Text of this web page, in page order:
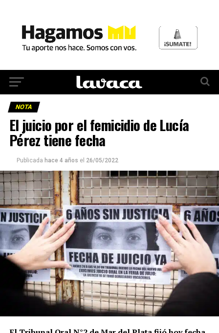
NOTA
El juicio por el femicidio de Lucía
Pérez tiene fecha
Publicada hace 4 años el 26/05/2022